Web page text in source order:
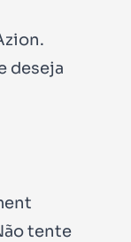
deseja
tente